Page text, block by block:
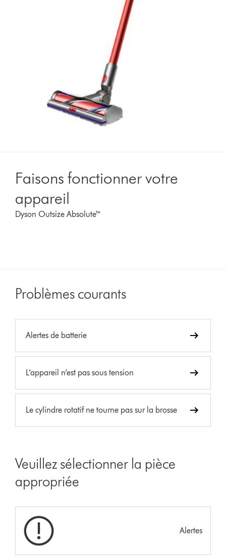
Faisons fonctionner votre
appareil
Dyson Outsize Absolute™
Problèmes courants
Alertes de batterie
L’appareil n’est pas sous tension
Le cylindre rotatif ne tourne pas sur la brosse
Veuillez sélectionner la pièce
appropriée
Alertes